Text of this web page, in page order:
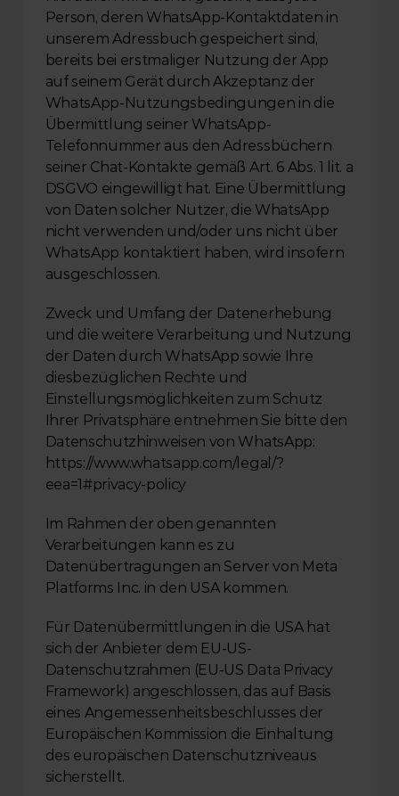
Person, deren WhatsApp-Kontaktdaten in
unserem Adressbuch gespeichert sind,
bereits bei erstmaliger Nutzung der App
auf seinem Gerät durch Akzeptanz der
WhatsApp-Nutzungsbedingungen in die
Übermittlung seiner WhatsApp-
Telefonnummer aus den Adressbüchern
seiner Chat-Kontakte gemäß Art. 6 Abs. 1 lit. a
DSGVO eingewilligt hat. Eine Übermittlung
von Daten solcher Nutzer, die WhatsApp
nicht verwenden und/oder uns nicht über
WhatsApp kontaktiert haben, wird insofern
ausgeschlossen.
Zweck und Umfang der Datenerhebung
und die weitere Verarbeitung und Nutzung
der Daten durch WhatsApp sowie Ihre
diesbezüglichen Rechte und
Einstellungsmöglichkeiten zum Schutz
Ihrer Privatsphäre entnehmen Sie bitte den
Datenschutzhinweisen von WhatsApp:
https://www.whatsapp.com/legal/?
eea=1#privacy-policy
Im Rahmen der oben genannten
Verarbeitungen kann es zu
Datenübertragungen an Server von Meta
Platforms Inc. in den USA kommen.
Für Datenübermittlungen in die USA hat
sich der Anbieter dem EU-US-
Datenschutzrahmen (EU-US Data Privacy
Framework) angeschlossen, das auf Basis
eines Angemessenheitsbeschlusses der
Europäischen Kommission die Einhaltung
des europäischen Datenschutzniveaus
sicherstellt.